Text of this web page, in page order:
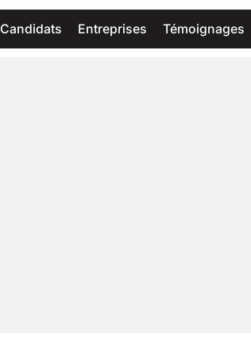
Candidats Entreprises Témoignages